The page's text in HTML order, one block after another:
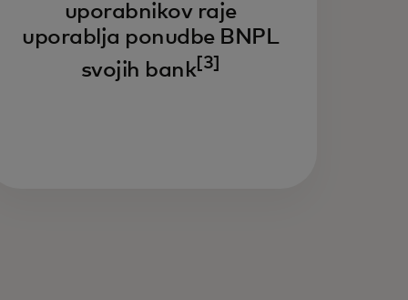
uporabnikov raje
uporablja ponudbe BNPL
svojih bank[3]